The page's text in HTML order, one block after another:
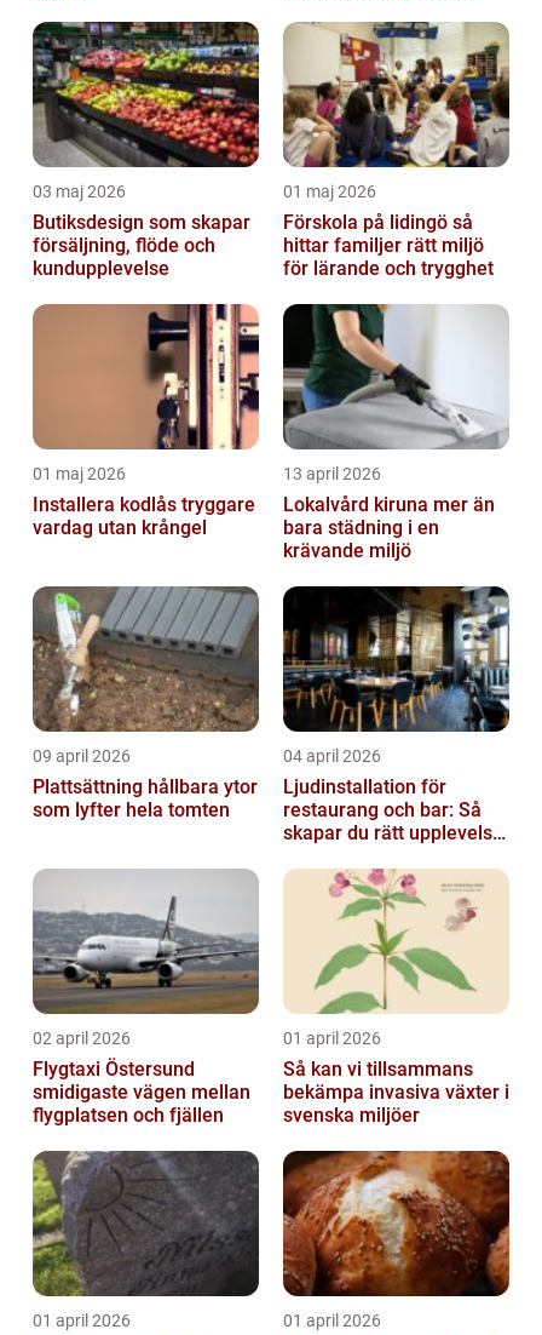
03 maj 2026
Butiksdesign som skapar
försäljning, flöde och
kundupplevelse
01 maj 2026
Förskola på lidingö så
hittar familjer rätt miljö
för lärande och trygghet
01 maj 2026
Installera kodlås tryggare
vardag utan krångel
13 april 2026
Lokalvård kiruna mer än
bara städning i en
krävande miljö
09 april 2026
Plattsättning hållbara ytor
som lyfter hela tomten
04 april 2026
Ljudinstallation för
restaurang och bar: Så
skapar du rätt upplevelse
02 april 2026
Flygtaxi Östersund
smidigaste vägen mellan
flygplatsen och fjällen
01 april 2026
Så kan vi tillsammans
bekämpa invasiva växter i
svenska miljöer
01 april 2026 01 april 2026